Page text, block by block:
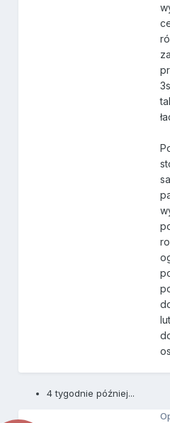
4 tygodnie później...